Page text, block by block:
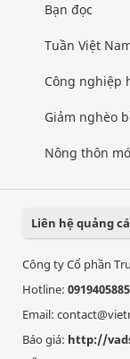
Bạn đọc
Tuần Việt
Công nghiệp
Giảm nghèo
Nông thôn
Liên hệ quảng
Công ty Cổ phần
Hotline:
Email:
Báo giá: http://